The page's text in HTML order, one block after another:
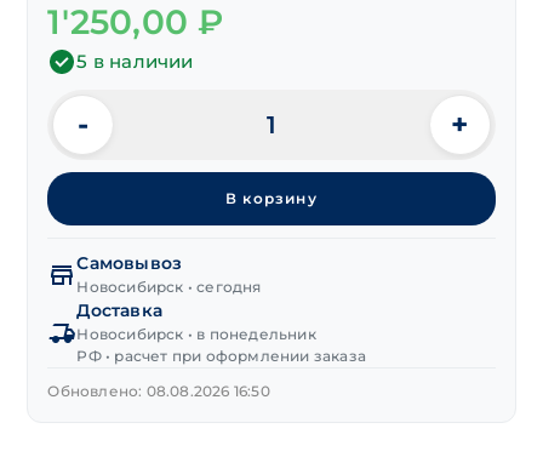
1'250,00₽
5 в наличии
Количество
товара
Набор
ключей
Cr-
V
"MATRIX"
6-
19 мм
8
- +
В корзину
Самовывоз
Новосибирск • сегодня
Доставка
Новосибирск • в понедельник
РФ • расчет при оформлении заказа
Обновлено: 08.08.2026 16:50